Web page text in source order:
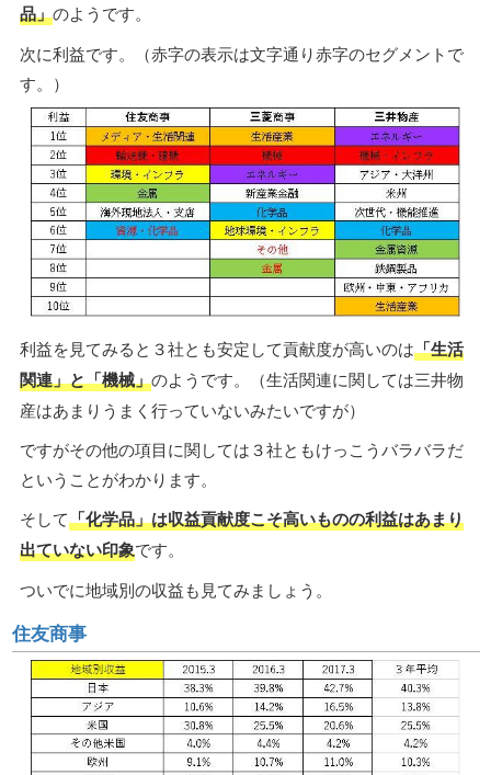
品」のようです。
次に利益です。（赤字の表示は文字通り赤字のセグメントで
す。）
利益を見てみると３社とも安定して貢献度が高いのは「生活
関連」と「機械」のようです。（生活関連に関しては三井物
産はあまりうまく行っていないみたいですが）
ですがその他の項目に関しては３社ともけっこうバラバラだ
ということがわかります。
そして「化学品」は収益貢献度こそ高いものの利益はあまり
出ていない印象です。
ついでに地域別の収益も見てみましょう。
住友商事